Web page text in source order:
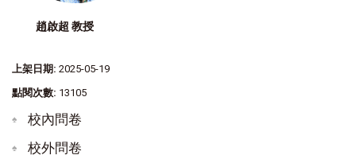
趙啟超 教授
上架日期: 2025-05-19
點閱次數: 13105
校內問卷
校外問卷